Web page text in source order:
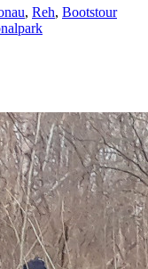
, Reh, Bootstour